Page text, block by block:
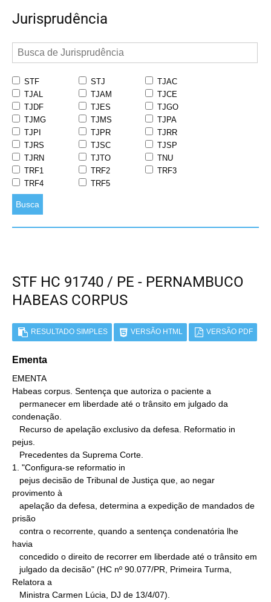
Jurisprudência
STF STJ
TJAC
TJAL
TJAM
TJCE
TJDF
TJES
TJGO
TJMG
TJMS
TJPA
TJPI
TJPR
TJRR
TJRS
TJSC
TJSP
TJRN
TJTO
TNU
TRF1
TRF2
TRF3
TRF4
TRF5
Busca
STF HC 91740 / PE - PERNAMBUCO
HABEAS CORPUS
RESULTADO SIMPLES VERSÃO HTML VERSÃO PDF
Ementa
EMENTA
Habeas corpus. Sentença que autoriza o paciente a
condenação.
pejus.
1. "Configura-se reformatio in
provimento à
prisão
havia
Relatora a